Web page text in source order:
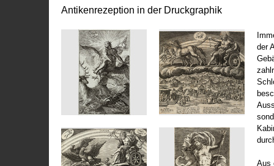
Antikenrezeption in der Druckgraphik
der
Aus